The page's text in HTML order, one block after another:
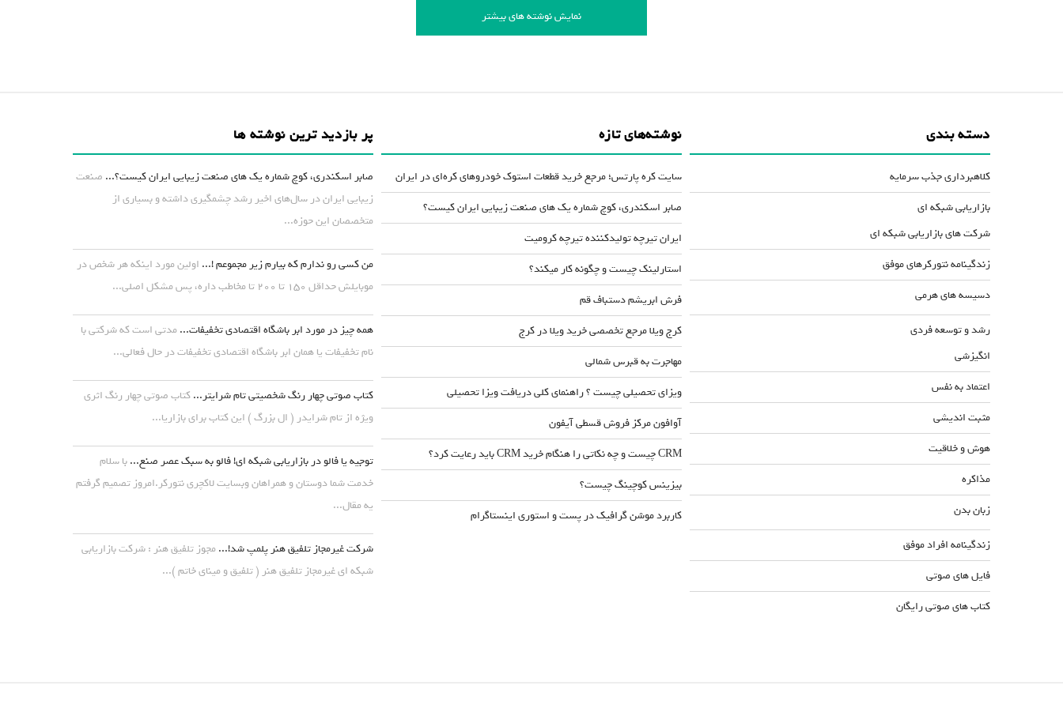
نمایش نوشته های بیشتر
پر بازدید ترین نوشته ها
صابر اسکندری، کوچ شماره یک های صنعت زیبایی ایران کیست؟... صنعت
زیبایی ایران در سال‌های اخیر رشد چشمگیری داشته و بسیاری از
متخصصان این حوزه...
من کسی رو ندارم که بیارم زیر مجموعم !... اولین مورد اینکه هر شخص در
موبایلش حداقل ۱۵۰ تا ۲۰۰ تا مخاطب داره، پس مشکل اصلی...
همه چیز در مورد ابر باشگاه اقتصادی تخفیفات...مدتی است که شرکتی با
نام تخفیفات یا همان ابر باشگاه اقتصادی تخفیفات در حال فعالی...
کتاب صوتی چهار رنگ شخصیتی تام شرایتر...کتاب صوتی چهار رنگ اثری
ویژه از تام شرایدر ( ال بزرگ ) این کتاب برای بازاریا...
توجیه یا فالو در بازاریابی شبکه ای! فالو به سبک عصر صنع...با سلام
خدمت شما دوستان و همراهان وبسایت لاکچری نتورکر.امروز تصمیم گرفتم
یه مقال...
شرکت غیرمجاز تلفیق هنر پلمپ شد!...مجوز تلفیق هنر : شرکت بازاریابی
شبکه ای غیرمجاز تلفیق هنر ( تلفیق و مینای خاتم )...
نوشته‌های تازه
سایت کره پارتس؛ مرجع خرید قطعات استوک خودروهای کره‌ای در ایران
صابر اسکندری، کوچ شماره یک های صنعت زیبایی ایران کیست؟
ایران تیرچه تولیدکننده تیرچه کرومیت
استارلینک چیست و چگونه کار میکند؟
فرش ابریشم دستباف قم
کرج ویلا مرجع تخصصی خرید ویلا در کرج
مهاجرت به قبرس شمالی
ویزای تحصیلی چیست ؟ راهنمای کلی دریافت ویزا تحصیلی
آوافون مرکز فروش قسطی آیفون
CRM چیست و چه نکاتی را هنگام خرید CRM باید رعایت کرد؟
بیزینس کوچینگ چیست؟
کاربرد موشن گرافیک در پست و استوری اینستاگرام
دسته بندی
کلاهبرداری جذب سرمایه
بازاریابی شبکه ای
شرکت های بازاریابی شبکه ای
زندگینامه نتورکرهای موفق
دسیسه های هرمی
رشد و توسعه فردی
انگیزشی
اعتماد به نفس
مثبت اندیشی
هوش و خلاقیت
مذاکره
زبان بدن
زندگینامه افراد موفق
فایل های صوتی
کتاب های صوتی رایگان